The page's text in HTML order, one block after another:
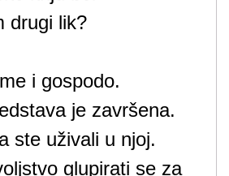
drugi lik?
i gospodo.
je završena.
ste uživali u njoj.
glupirati se za